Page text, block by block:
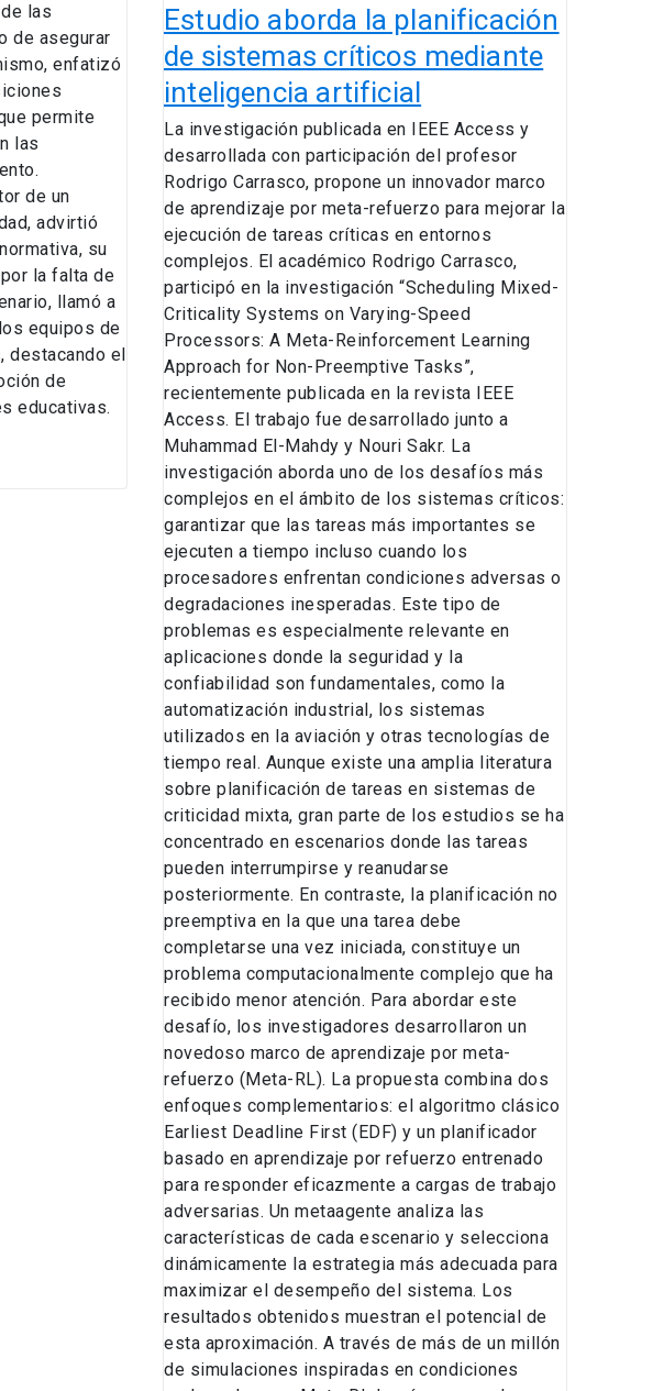
las
de asegurar
enfatizó
permite
las
de un
advirtió
su
la falta de
llamó a
equipos de
destacando el
de
educativas.
Estudio aborda la planificación
de sistemas críticos mediante
inteligencia artificial
La investigación publicada en IEEE Access y
desarrollada con participación del profesor
Rodrigo Carrasco, propone un innovador marco
de aprendizaje por meta-refuerzo para mejorar la
ejecución de tareas críticas en entornos
complejos. El académico Rodrigo Carrasco,
participó en la investigación “Scheduling Mixed-
Criticality Systems on Varying-Speed
Processors: A Meta-Reinforcement Learning
Approach for Non-Preemptive Tasks”,
recientemente publicada en la revista IEEE
Access. El trabajo fue desarrollado junto a
Muhammad El-Mahdy y Nouri Sakr. La
investigación aborda uno de los desafíos más
complejos en el ámbito de los sistemas críticos:
garantizar que las tareas más importantes se
ejecuten a tiempo incluso cuando los
procesadores enfrentan condiciones adversas o
degradaciones inesperadas. Este tipo de
problemas es especialmente relevante en
aplicaciones donde la seguridad y la
confiabilidad son fundamentales, como la
automatización industrial, los sistemas
utilizados en la aviación y otras tecnologías de
tiempo real. Aunque existe una amplia literatura
sobre planificación de tareas en sistemas de
criticidad mixta, gran parte de los estudios se ha
concentrado en escenarios donde las tareas
pueden interrumpirse y reanudarse
posteriormente. En contraste, la planificación no
preemptiva en la que una tarea debe
completarse una vez iniciada, constituye un
problema computacionalmente complejo que ha
recibido menor atención. Para abordar este
desafío, los investigadores desarrollaron un
novedoso marco de aprendizaje por meta-
refuerzo (Meta-RL). La propuesta combina dos
enfoques complementarios: el algoritmo clásico
Earliest Deadline First (EDF) y un planificador
basado en aprendizaje por refuerzo entrenado
para responder eficazmente a cargas de trabajo
adversarias. Un metaagente analiza las
características de cada escenario y selecciona
dinámicamente la estrategia más adecuada para
maximizar el desempeño del sistema. Los
resultados obtenidos muestran el potencial de
esta aproximación. A través de más de un millón
de simulaciones inspiradas en condiciones